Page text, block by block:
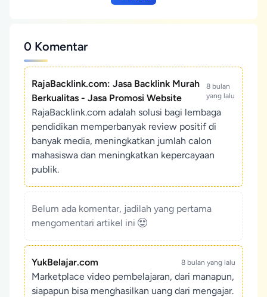
0 Komentar
RajaBacklink.com: Jasa Backlink Murah
Berkualitas - Jasa Promosi Website
8 bulan
yang lalu
RajaBacklink.com adalah solusi bagi lembaga
pendidikan memperbanyak review positif di
banyak media, meningkatkan jumlah calon
mahasiswa dan meningkatkan kepercayaan
publik.
Belum ada komentar, jadilah yang pertama
mengomentari artikel ini
YukBelajar.com 8 bulan yang lalu
Marketplace video pembelajaran, dari manapun,
siapapun bisa menghasilkan uang dari mengajar.